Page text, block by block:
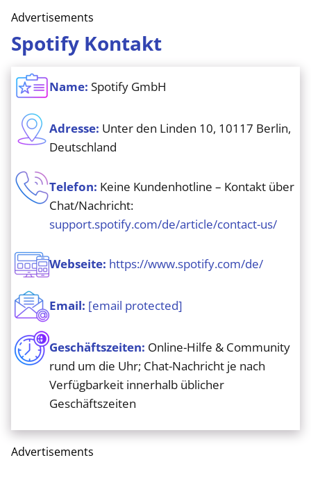
Advertisements
Spotify Kontakt
Name: Spotify GmbH
Adresse: Unter den Linden 10, 10117 Berlin,
Deutschland
Telefon: Keine Kundenhotline – Kontakt über
Chat/Nachricht:
support.spotify.com/de/article/contact-us/
Webseite: https://www.spotify.com/de/
Email: [email protected]
Geschäftszeiten: Online-Hilfe & Community
rund um die Uhr; Chat-Nachricht je nach
Verfügbarkeit innerhalb üblicher
Geschäftszeiten
Advertisements